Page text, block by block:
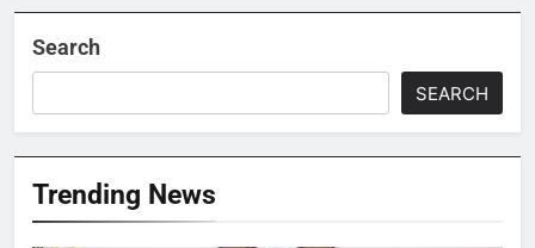
Search
SEARCH
Trending News